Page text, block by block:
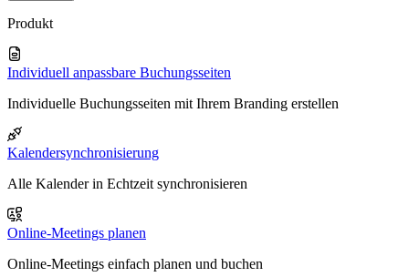
Produkt
Individuell anpassbare Buchungsseiten
Individuelle Buchungsseiten mit Ihrem Branding erstellen
Kalendersynchronisierung
Alle Kalender in Echtzeit synchronisieren
Online-Meetings planen
Online-Meetings einfach planen und buchen